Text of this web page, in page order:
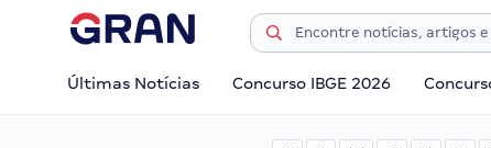
Últimas Notícias Concurso IBGE 2026